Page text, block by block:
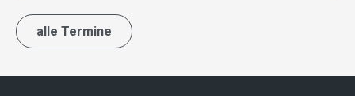
alle Termine